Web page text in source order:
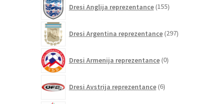
Dresi Anglija reprezentance 155izdelkov
Dresi Argentina reprezentance 297izdelkov
Dresi Armenija reprezentance 0izdelkov
Dresi Avstrija reprezentance 6izdelkov